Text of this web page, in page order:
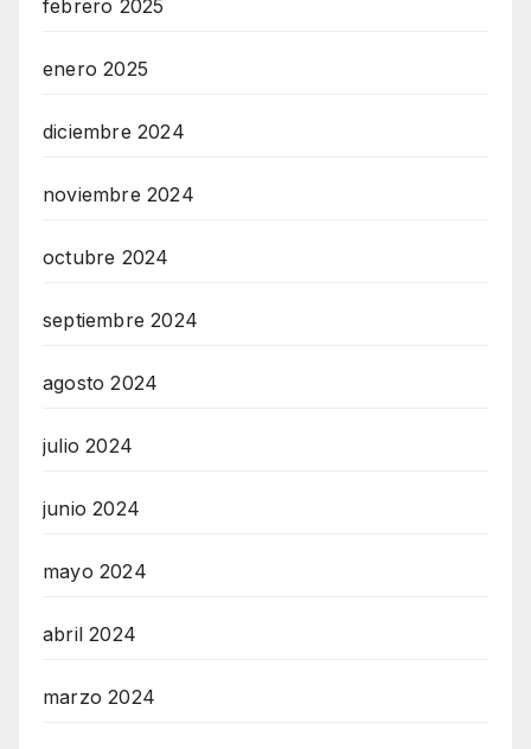
febrero 2025
enero 2025
diciembre 2024
noviembre 2024
octubre 2024
septiembre 2024
agosto 2024
julio 2024
junio 2024
mayo 2024
abril 2024
marzo 2024